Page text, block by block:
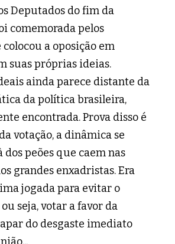
Deputados do fim da
comemorada pelos
a oposição em
suas próprias ideias.
ainda parece distante da
da política brasileira,
encontrada. Prova disso é
votação, a dinâmica se
dos peões que caem nas
grandes enxadristas. Era
jogada para evitar o
seja, votar a favor da
do desgaste imediato